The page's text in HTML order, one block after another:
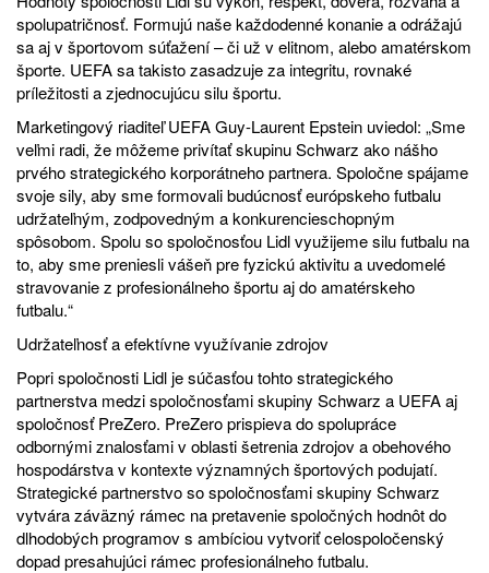
spolupatričnosť. Formujú naše každodenné konanie a odrážajú
sa aj v športovom súťažení – či už v elitnom, alebo amatérskom
športe. UEFA sa takisto zasadzuje za integritu, rovnaké
príležitosti a zjednocujúcu silu športu.
Marketingový riaditeľ UEFA Guy-Laurent Epstein uviedol: „Sme
veľmi radi, že môžeme privítať skupinu Schwarz ako nášho
prvého strategického korporátneho partnera. Spoločne spájame
svoje sily, aby sme formovali budúcnosť európskeho futbalu
udržateľným, zodpovedným a konkurencieschopným
spôsobom. Spolu so spoločnosťou Lidl využijeme silu futbalu na
to, aby sme preniesli vášeň pre fyzickú aktivitu a uvedomelé
stravovanie z profesionálneho športu aj do amatérskeho
futbalu.“
Udržateľnosť a efektívne využívanie zdrojov
Popri spoločnosti Lidl je súčasťou tohto strategického
partnerstva medzi spoločnosťami skupiny Schwarz a UEFA aj
spoločnosť PreZero. PreZero prispieva do spolupráce
odbornými znalosťami v oblasti šetrenia zdrojov a obehového
hospodárstva v kontexte významných športových podujatí.
Strategické partnerstvo so spoločnosťami skupiny Schwarz
vytvára záväzný rámec na pretavenie spoločných hodnôt do
dlhodobých programov s ambíciou vytvoriť celospoločenský
dopad presahujúci rámec profesionálneho futbalu.